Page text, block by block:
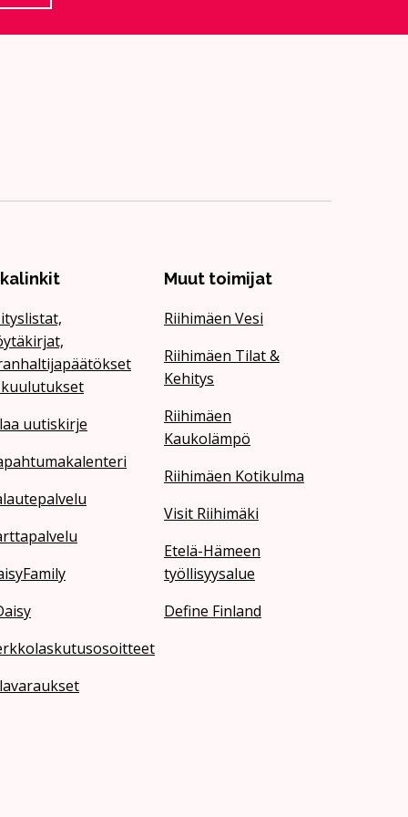
uutiskirje
Muut toimijat
Riihimäen Vesi
Riihimäen Tilat &
Kehitys
Riihimäen
Kaukolämpö
Riihimäen Kotikulma
Visit Riihimäki
Etelä-Hämeen
työllisyysalue
Define Finland